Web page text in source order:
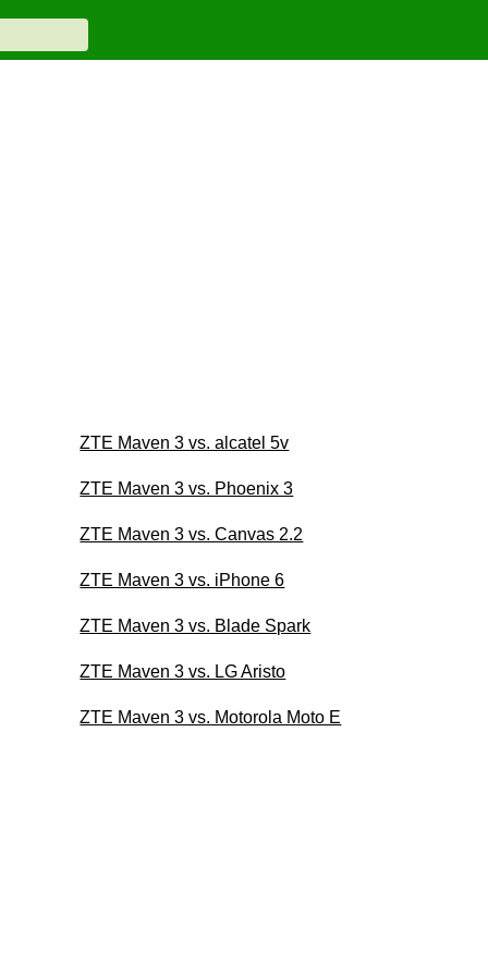
ZTE Maven 3 vs. alcatel 5v
ZTE Maven 3 vs. Phoenix 3
ZTE Maven 3 vs. Canvas 2.2
ZTE Maven 3 vs. iPhone 6
ZTE Maven 3 vs. Blade Spark
ZTE Maven 3 vs. LG Aristo
ZTE Maven 3 vs. Motorola Moto E